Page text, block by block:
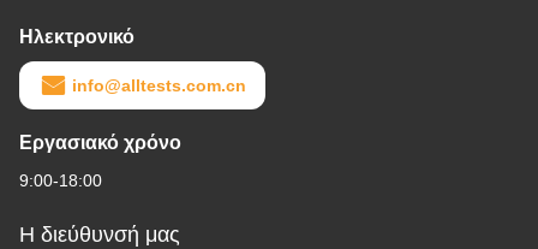
Ηλεκτρονικό
info@alltests.com.cn
Εργασιακό χρόνο
9:00-18:00
Η διεύθυνσή μας